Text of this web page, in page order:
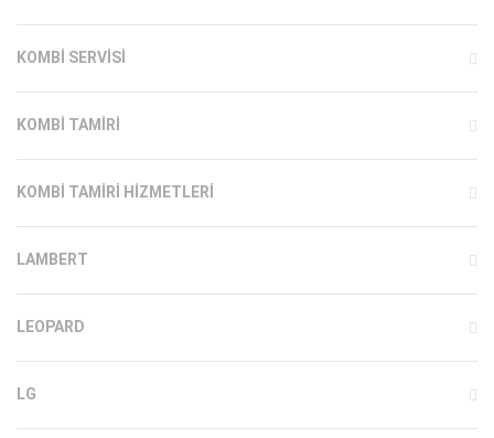
KOMBI SERVISI
KOMBI TAMIRI
KOMBI TAMIRI HIZMETLERI
LAMBERT
LEOPARD
LG